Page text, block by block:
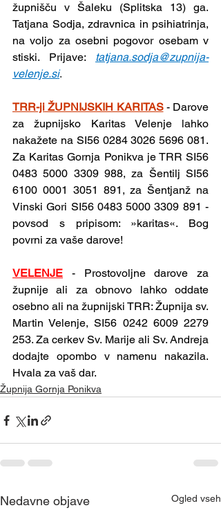
župnišču v Šaleku (Splitska 13) ga.
Tatjana Sodja, zdravnica in psihiatrinja,
na voljo za osebni pogovor osebam v
stiski. Prijave: tatjana.sodja@zupnija-
velenje.si.
TRR-ji ŽUPNIJSKIH KARITAS - Darove
za župnijsko Karitas Velenje lahko
nakažete na SI56 0284 3026 5696 081.
Za Karitas Gornja Ponikva je TRR SI56
0483 5000 3309 988, za Šentilj SI56
6100 0001 3051 891, za Šentjanž na
Vinski Gori SI56 0483 5000 3309 891 -
povsod s pripisom: »karitas«. Bog
povrni za vaše darove!
VELENJE -
Prostovoljne darove za
župnije ali za obnovo lahko oddate
osebno ali na župnijski TRR: Župnija sv.
Martin Velenje, SI56 0242 6009 2279
253. Za cerkev Sv. Marije ali Sv. Andreja
dodajte opombo v namenu nakazila.
Hvala za vaš dar.
Župnija Gornja Ponikva
Nedavne objave Ogled vseh